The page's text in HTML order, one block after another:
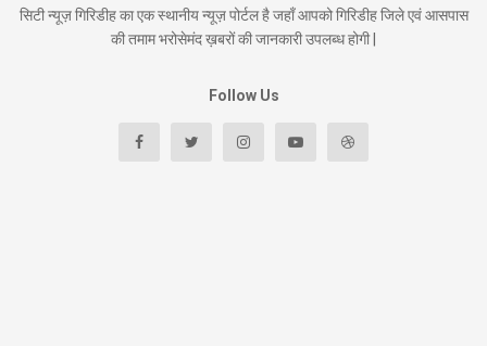
सिटी न्यूज़ गिरिडीह का एक स्थानीय न्यूज़ पोर्टल है जहाँ आपको गिरिडीह जिले एवं आसपास
की तमाम भरोसेमंद ख़बरों की जानकारी उपलब्ध होगी |
Follow Us